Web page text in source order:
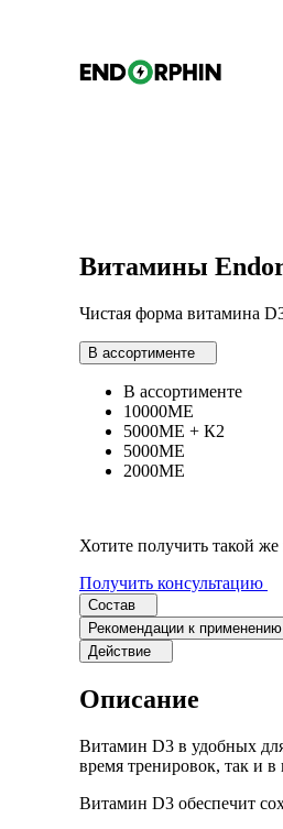
Контрактное
Капсул
Коллагена
Спортивного
Каталог
Статьи
EndorphinКаталог
Витамины
Чистая форма витамина
В ассортименте
В ассортименте
10000МЕ
5000МЕ + К2
5000МЕ
2000МЕ
Хотите получить такой
Получить консультацию
Состав
Рекомендации к применению
Действие
Описание
Витамин D3 в удобных
время тренировок, так и
Витамин D3 обеспечит